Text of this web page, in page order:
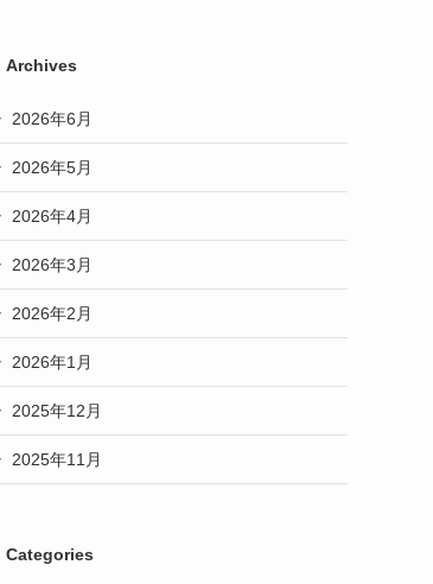
Archives
2026年6月
2026年5月
2026年4月
2026年3月
2026年2月
2026年1月
2025年12月
2025年11月
Categories